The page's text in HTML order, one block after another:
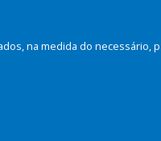
na medida do necessário,